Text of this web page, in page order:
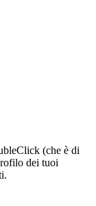
(che è di
dei tuoi